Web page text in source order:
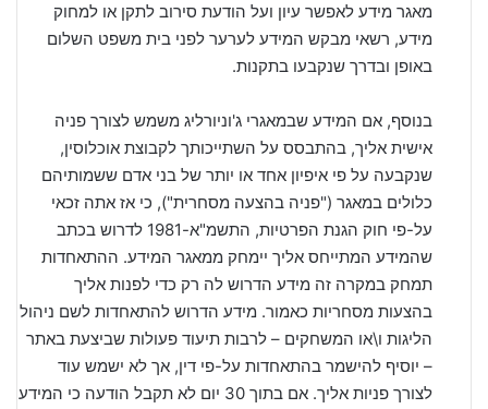
מאגר מידע לאפשר עיון ועל הודעת סירוב לתקן או למחוק
מידע, רשאי מבקש המידע לערער לפני בית משפט השלום
באופן ובדרך שנקבעו בתקנות.
בנוסף, אם המידע שבמאגרי ג'וניורליג משמש לצורך פניה
אישית אליך, בהתבסס על השתייכותך לקבוצת אוכלוסין,
שנקבעה על פי איפיון אחד או יותר של בני אדם ששמותיהם
כלולים במאגר ("פניה בהצעה מסחרית"), כי אז אתה זכאי
על-פי חוק הגנת הפרטיות, התשמ"א-1981 לדרוש בכתב
שהמידע המתייחס אליך יימחק ממאגר המידע. ההתאחדות
תמחק במקרה זה מידע הדרוש לה רק כדי לפנות אליך
בהצעות מסחריות כאמור. מידע הדרוש להתאחדות לשם ניהול
הליגות ו\או המשחקים – לרבות תיעוד פעולות שביצעת באתר
– יוסיף להישמר בהתאחדות על-פי דין, אך לא ישמש עוד
לצורך פניות אליך. אם בתוך 30 יום לא תקבל הודעה כי המידע